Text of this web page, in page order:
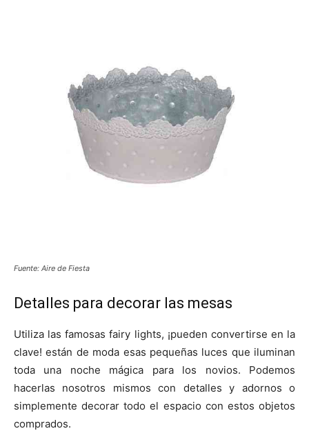
Fuente: Aire de Fiesta
Detalles para decorar las mesas
Utiliza las famosas fairy lights, ¡pueden convertirse en la
clave! están de moda esas pequeñas luces que iluminan
toda una noche mágica para los novios. Podemos
hacerlas nosotros mismos con detalles y adornos o
simplemente decorar todo el espacio con estos objetos
comprados.